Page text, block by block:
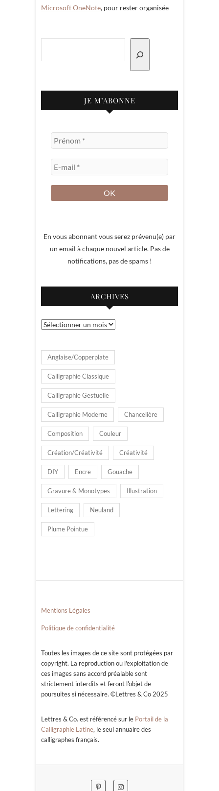
Microsoft OneNote, pour rester organisée
JE M’ABONNE
En vous abonnant vous serez prévenu(e) par
un email à chaque nouvel article. Pas de
notifications, pas de spams !
ARCHIVES
Archives
Anglaise/Copperplate
Calligraphie Classique
Calligraphie Gestuelle
Calligraphie Moderne Chancelière
Composition Couleur
Création/Créativité Créativité
DIY Encre Gouache
Gravure & Monotypes Illustration
Lettering Neuland
Plume Pointue
Mentions Légales
Politique de confidentialité
Toutes les images de ce site sont protégées par
copyright. La reproduction ou l'exploitation de
ces images sans accord préalable sont
strictement interdits et feront l'objet de
poursuites si nécessaire. ©Lettres & Co 2025
Lettres & Co. est référencé sur le Portail de la
Calligraphie Latine, le seul annuaire des
calligraphes français.